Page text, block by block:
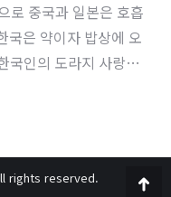
중국과 일본은 호흡
국은 약이자 밥상에 오
국인의 도라지 사랑…
rights reserved.